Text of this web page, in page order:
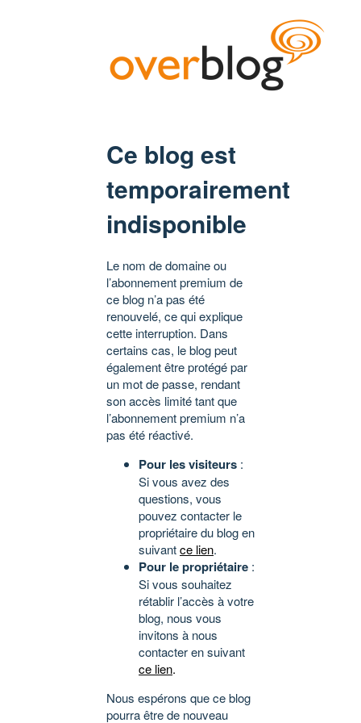
Ce blog est
temporairement
indisponible
Le nom de domaine ou
l’abonnement premium de
ce blog n’a pas été
renouvelé, ce qui explique
cette interruption. Dans
certains cas, le blog peut
également être protégé par
un mot de passe, rendant
son accès limité tant que
l’abonnement premium n’a
pas été réactivé.
Pour les visiteurs :
Si vous avez des
questions, vous
pouvez contacter le
propriétaire du blog en
suivantce lien.
Pour le propriétaire :
Si vous souhaitez
rétablir l’accès à votre
blog, nous vous
invitons à nous
contacter en suivant
ce lien.
Nous espérons que ce blog
pourra être de nouveau